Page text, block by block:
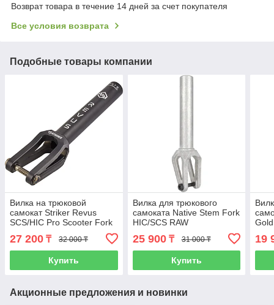
Возврат товара в течение 14 дней за счет покупателя
Все условия возврата
Подобные товары компании
Вилка на трюковой
самокат Striker Revus
SCS/HIC Pro Scooter Fork
27 200 ₸ 32 000 ₸
Купить
Вилка для трюкового
самоката Native Stem Fork
HIC/SCS RAW
25 900₸ 31 000 ₸
Купить
Gold
19
Акционные предложения и новинки